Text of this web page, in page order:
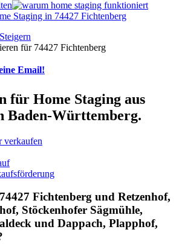
Email!
für Home Staging aus
Baden-Württemberg.
verkaufen
Fichtenberg und Retzenhof,
Stöckenhofer Sägmühle,
und Dappach, Plapphof,